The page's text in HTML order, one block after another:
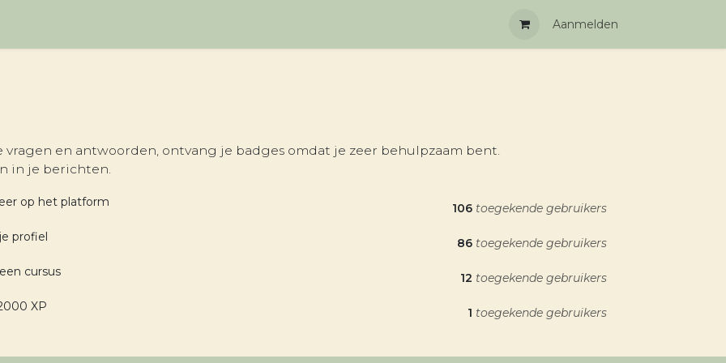
Aanmelden
en antwoorden, ontvang je badges omdat je zeer behulpzaam bent.
in je berichten.
op het platform 106 toegekende gebruikers
profiel
86 toegekende gebruikers
cursus
12 toegekende gebruikers
XP
1 toegekende gebruikers